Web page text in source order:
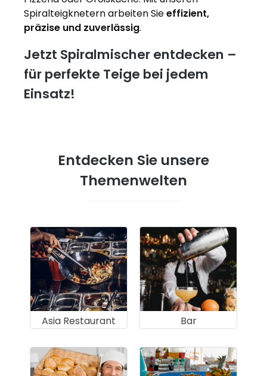
Spiralteigknetern arbeiten Sieeffizient,
präzise und zuverlässig.
Jetzt Spiralmischer entdecken –
für perfekte Teige bei jedem
Einsatz!
Entdecken Sie unsere
Themenwelten
Asia Restaurant Bar